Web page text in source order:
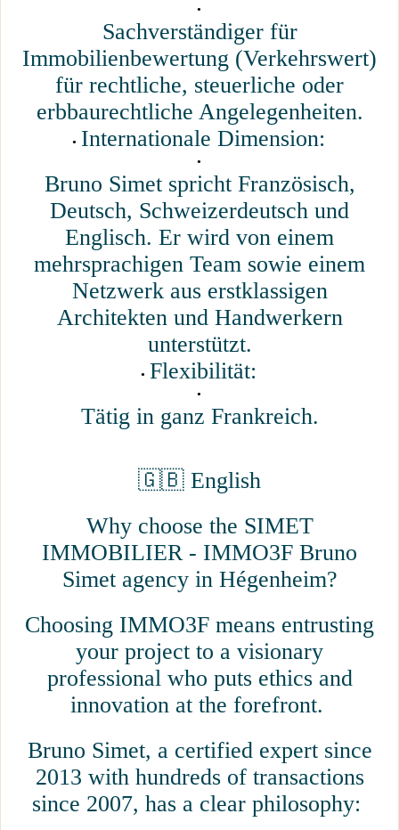
Sachverständiger für
Immobilienbewertung (Verkehrswert)
für rechtliche, steuerliche oder
erbbaurechtliche Angelegenheiten.
Internationale Dimension:
Bruno Simet spricht Französisch,
Deutsch, Schweizerdeutsch und
Englisch. Er wird von einem
mehrsprachigen Team sowie einem
Netzwerk aus erstklassigen
Architekten und Handwerkern
unterstützt.
Flexibilität:
Tätig in ganz Frankreich.
🇬🇧 English
Why choose the SIMET
IMMOBILIER - IMMO3F Bruno
Simet agency in Hégenheim?
Choosing IMMO3F means entrusting
your project to a visionary
professional who puts ethics and
innovation at the forefront.
Bruno Simet, a certified expert since
2013 with hundreds of transactions
since 2007, has a clear philosophy: